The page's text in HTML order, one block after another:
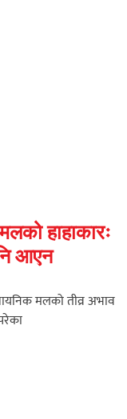
हाहाकारः
आएन
मलको तीव्र अभाव